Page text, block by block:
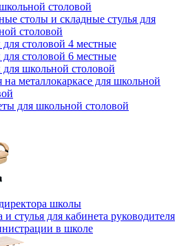
столовой
столы и складные стулья для
столовой
столовой 4 местные
столовой 6 местные
школьной столовой
на металлокаркасе для школьной
для школьной столовой
школы
и стулья для кабинета руководителя
в школе